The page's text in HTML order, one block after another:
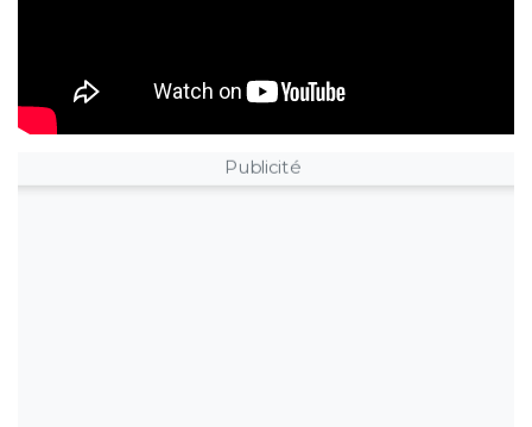
Publicité